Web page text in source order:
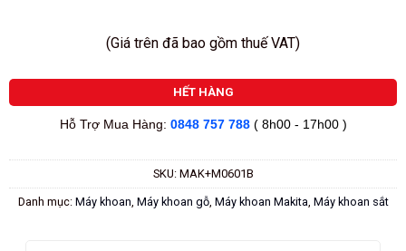
(Giá trên đã bao gồm thuế VAT)
HẾT HÀNG
Hỗ Trợ Mua Hàng: 0848 757 788 ( 8h00 - 17h00 )
SKU: MAK+M0601B
Danh mục: Máy khoan Máy khoan gỗ, Máy khoan Makita Máy khoan sắt